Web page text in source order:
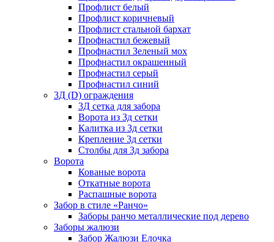
Профлист белый
Профлист коричневый
Профлист стальной бархат
Профнастил бежевый
Профнастил Зеленый мох
Профнастил окрашенный
Профнастил серый
Профнастил синий
3Д (D) ограждения
3Д сетка для забора
Ворота из 3д сетки
Калитка из 3д сетки
Крепление 3д сетки
Столбы для 3д забора
Ворота
Кованые ворота
Откатные ворота
Распашные ворота
Забор в стиле «Ранчо»
Заборы ранчо металлические под дерево
Заборы жалюзи
Забор Жалюзи Елочка